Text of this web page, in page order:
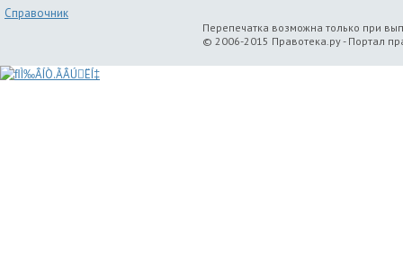
Справочник
Перепечатка возможна только при
© 2006-2015 Правотека.ру - Портал